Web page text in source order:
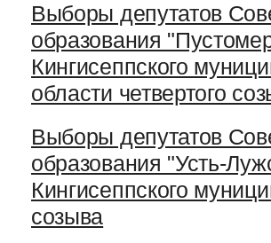
Выборы депутатов
образования
Кингисеппского
области четвертого
Выборы депутатов
образования "Усть-
Кингисеппского
созыва